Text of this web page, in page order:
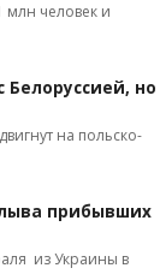
млн человек и
но
на польско-
прибывших
из Украины в